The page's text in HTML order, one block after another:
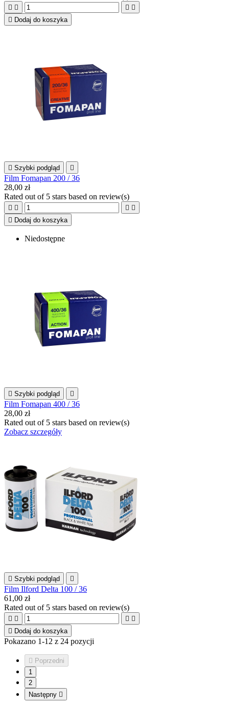
   
 Dodaj do koszyka
 Szybki podgląd 
Film Fomapan 200 / 36
28,00 zł
Rated out of 5 stars based on review(s)
   
 Dodaj do koszyka
Niedostępne
 Szybki podgląd 
Film Fomapan 400 / 36
28,00 zł
Rated out of 5 stars based on review(s)
Zobacz szczegóły
 Szybki podgląd 
Film Ilford Delta 100 / 36
61,00 zł
Rated out of 5 stars based on review(s)
   
 Dodaj do koszyka
Pokazano 1-12 z 24 pozycji
 Poprzedni
1
2
Następny 